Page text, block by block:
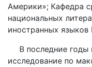
Америки»; Кафедра
национальных
иностранных языков
В последние годы
исследование по